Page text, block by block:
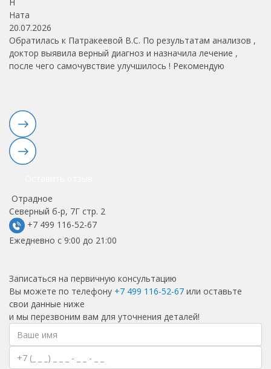
Ната
20.07.2026
Обратилась к Патракеевой В.С. По результатам анализов ,
доктор выявила верный диагноз и назначила лечение ,
после чего самочувствие улучшилось ! Рекомендую
Отрадное
Северный б-р, 7Г стр. 2
+7 499 116-52-67
Ежедневно с 9:00 до 21:00
Записаться на первичную консультацию
Вы можете по телефону +7 499 116-52-67 или оставьте
свои данные ниже
и мы перезвоним вам для уточнения деталей!